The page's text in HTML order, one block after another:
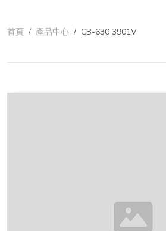
首頁 / 產品中心 / CB-630 3901V